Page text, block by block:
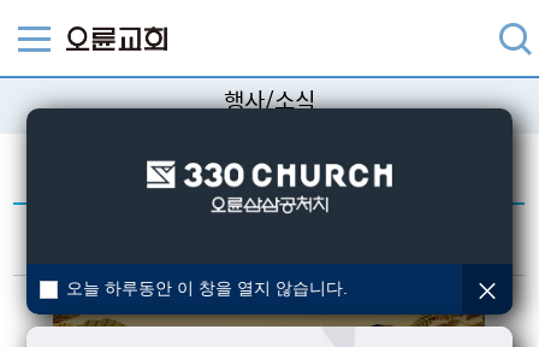
행사/소식
교회의 다양한 행사/소식을 알려드립니다.
오늘 하루동안 이 창을 열지 않습니다.